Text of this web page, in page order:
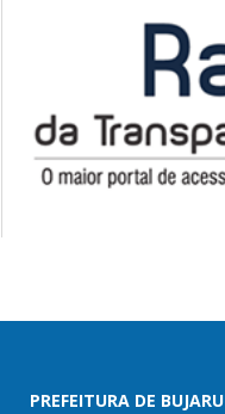
PREFEITURA DE BUJARU